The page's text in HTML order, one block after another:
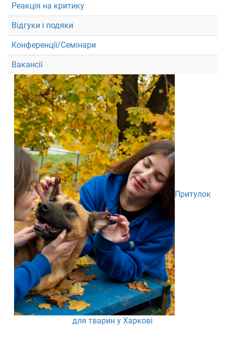
Реакція на критику
Відгуки і подяки
Конференції/Семінари
Вакансії
Притулок
для тварин у Харкові